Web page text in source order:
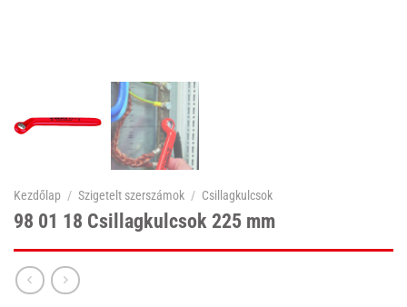
Kezdőlap / Szigetelt szerszámok / Csillagkulcsok
98 01 18 Csillagkulcsok 225 mm